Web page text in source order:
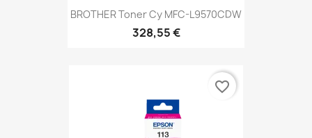
BROTHER Toner Cy MFC-L9570CDW
328,55 €
favorite_border